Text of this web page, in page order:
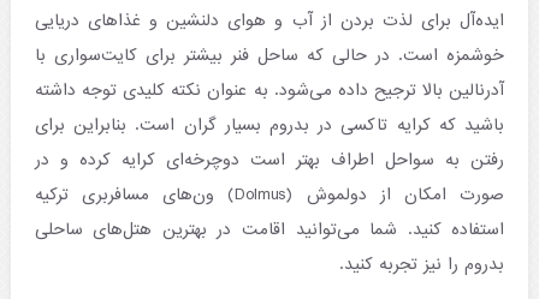
ایده‌آل برای لذت بردن از آب و هوای دلنشین و غذاهای دریایی
خوشمزه است. در حالی که ساحل فنر بیشتر برای کایت‌سواری با
آدرنالین بالا ترجیح داده می‌شود. به عنوان نکته کلیدی توجه داشته
باشید که کرایه تاکسی در بدروم بسیار گران است. بنابراین برای
رفتن به سواحل اطراف بهتر است دوچرخه‌ای کرایه کرده و در
صورت امکان از دولموش (Dolmus) ون‌های مسافربری ترکیه
استفاده کنید. شما می‌توانید اقامت در بهترین هتل‌های ساحلی
بدروم را نیز تجربه کنید.